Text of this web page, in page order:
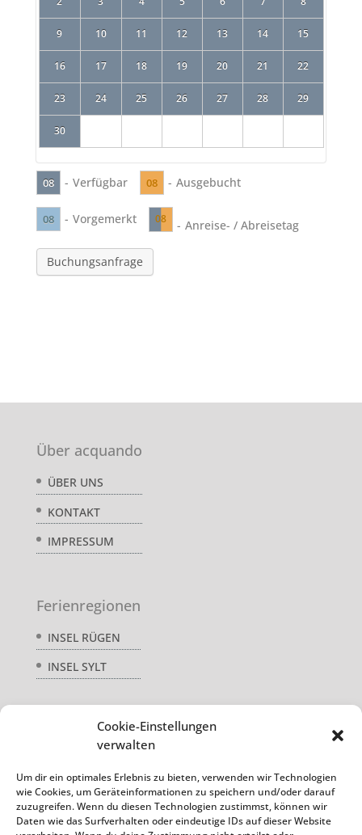
Cookie-Einstellungen
verwalten
Um dir ein optimales Erlebnis zu bieten, verwenden wir Technologien
wie Cookies, um Geräteinformationen zu speichern und/oder darauf
zuzugreifen. Wenn du diesen Technologien zustimmst, können wir
Daten wie das Surfverhalten oder eindeutige IDs auf dieser Website
9 10 11 12 13 14 15
16 17 18 19 20 21 22
23 24 25 26 27 28 29
30
08 - Verfügbar 08 - Ausgebucht
08 - Vorgemerkt 08 - Anreise- / Abreisetag
Buchungsanfrage
Über acquando
ÜBER UNS
KONTAKT
IMPRESSUM
Ferienregionen
INSEL RÜGEN
INSEL SYLT
DATENSCHUTZ
REISEVERSICHERUNG